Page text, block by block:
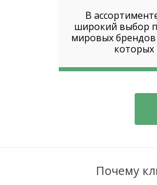
В
широкий выбор
мировых
Почему